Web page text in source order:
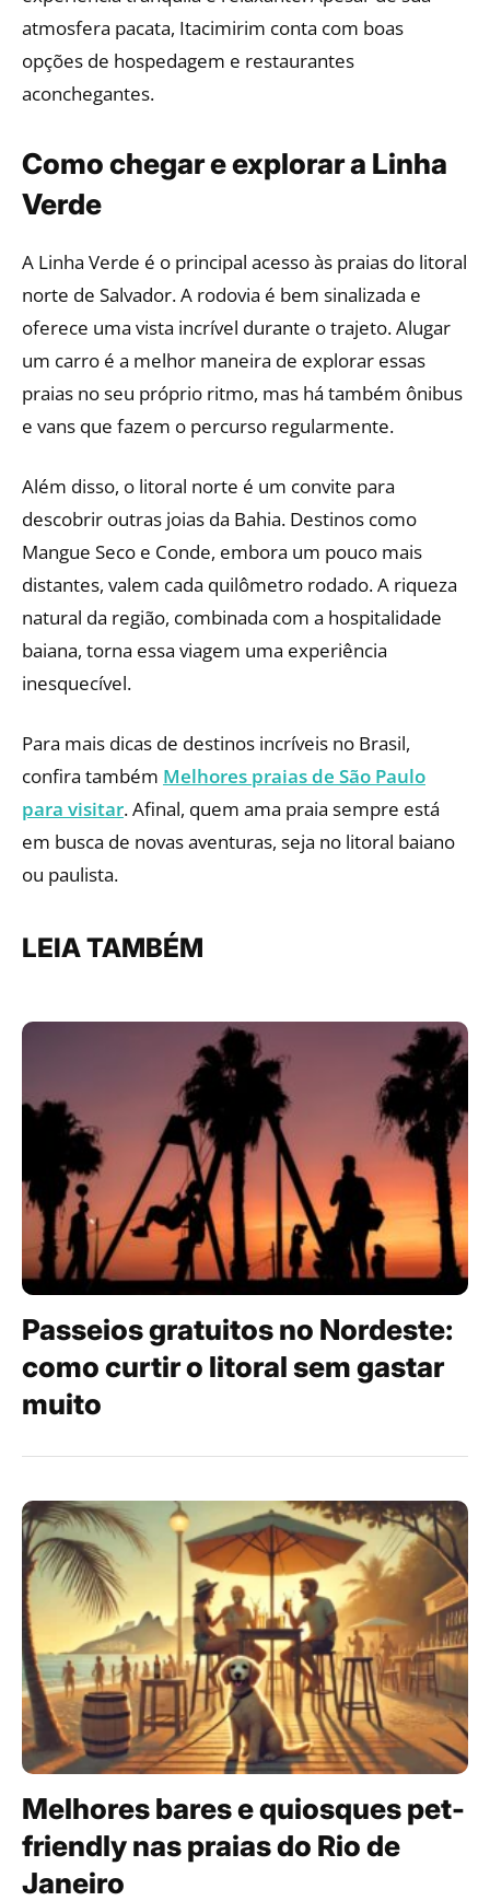
atmosfera pacata, Itacimirim conta com boas
opções de hospedagem e restaurantes
aconchegantes.
Como chegar e explorar a Linha
Verde
A Linha Verde é o principal acesso às praias do litoral
norte de Salvador. A rodovia é bem sinalizada e
oferece uma vista incrível durante o trajeto. Alugar
um carro é a melhor maneira de explorar essas
praias no seu próprio ritmo, mas há também ônibus
e vans que fazem o percurso regularmente.
Além disso, o litoral norte é um convite para
descobrir outras joias da Bahia. Destinos como
Mangue Seco e Conde, embora um pouco mais
distantes, valem cada quilômetro rodado. A riqueza
natural da região, combinada com a hospitalidade
baiana, torna essa viagem uma experiência
inesquecível.
Para mais dicas de destinos incríveis no Brasil,
confira também Melhores praias de São Paulo
para visitar. Afinal, quem ama praia sempre está
em busca de novas aventuras, seja no litoral baiano
ou paulista.
LEIA TAMBÉM
Passeios gratuitos no Nordeste:
como curtir o litoral sem gastar
muito
Melhores bares e quiosques pet-
friendly nas praias do Rio de
Janeiro